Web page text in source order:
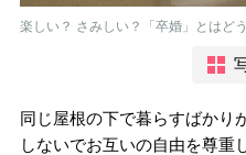
楽しい？ さみしい？「卒婚」とはど
同じ屋根の下で暮らすばかり
しないでお互いの自由を尊重